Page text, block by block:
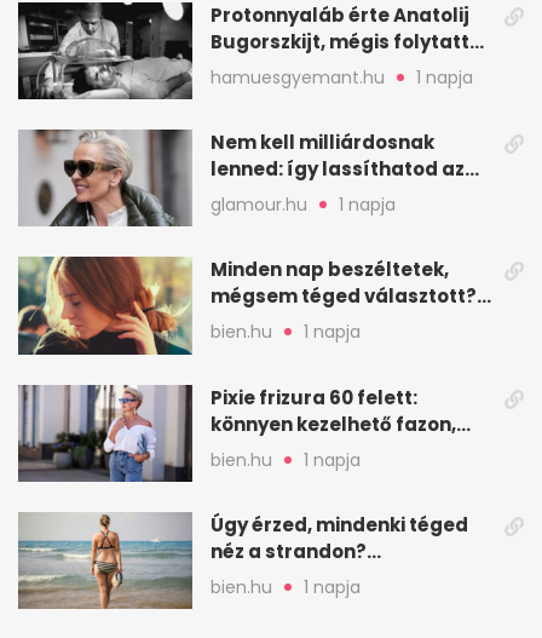
Protonnyaláb érte Anatolij
Bugorszkijt, mégis folytatta
a munkát
hamuesgyemant.hu 1 napja
Nem kell milliárdosnak
lenned: így lassíthatod az
öregedést a biológus szerint
glamour.hu 1 napja
Minden nap beszéltetek,
mégsem téged választott?
Ez az érzelmi csapda
bien.hu 1 napja
Pixie frizura 60 felett:
könnyen kezelhető fazon,
ami karaktert ad
bien.hu 1 napja
Úgy érzed, mindenki téged
néz a strandon?
Pszichológusok szerint más
áll a háttérben
bien.hu 1 napja